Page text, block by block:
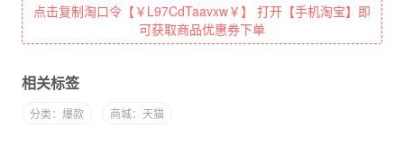
点击复制淘口令【￥L97CdTaavxw￥】 打开【手机淘宝】即
可获取商品优惠券下单
相关标签
分类：爆款 商城：天猫